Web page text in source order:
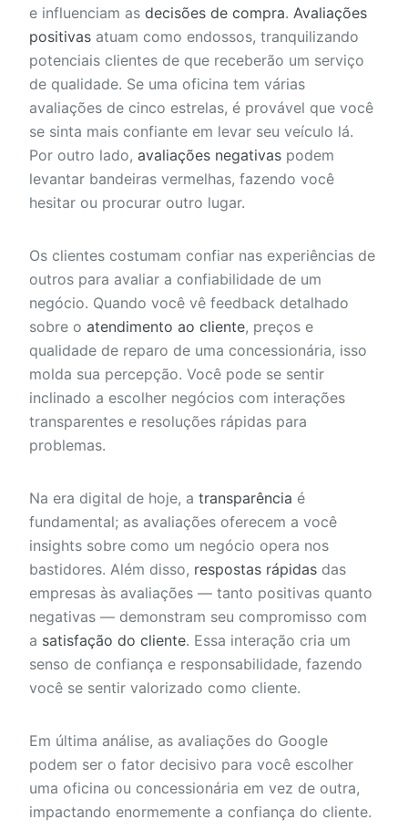
e influenciam as decisões de compra. Avaliações
positivas atuam como endossos, tranquilizando
potenciais clientes de que receberão um serviço
de qualidade. Se uma oficina tem várias
avaliações de cinco estrelas, é provável que você
se sinta mais confiante em levar seu veículo lá.
Por outro lado, avaliações negativas podem
levantar bandeiras vermelhas, fazendo você
hesitar ou procurar outro lugar.
Os clientes costumam confiar nas experiências de
outros para avaliar a confiabilidade de um
negócio. Quando você vê feedback detalhado
sobre o atendimento ao cliente, preços e
qualidade de reparo de uma concessionária, isso
molda sua percepção. Você pode se sentir
inclinado a escolher negócios com interações
transparentes e resoluções rápidas para
problemas.
Na era digital de hoje, a transparência é
fundamental; as avaliações oferecem a você
insights sobre como um negócio opera nos
bastidores. Além disso, respostas rápidas das
empresas às avaliações — tanto positivas quanto
negativas — demonstram seu compromisso com
a satisfação do cliente. Essa interação cria um
senso de confiança e responsabilidade, fazendo
você se sentir valorizado como cliente.
Em última análise, as avaliações do Google
podem ser o fator decisivo para você escolher
uma oficina ou concessionária em vez de outra,
impactando enormemente a confiança do cliente.